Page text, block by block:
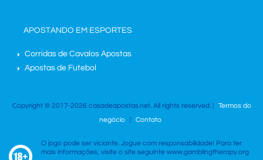
APOSTANDO EM ESPORTES
Corridas de Cavalos Apostas
Apostas de Futebol
Copyright © 2017-2026 casadeapostas.net. All rights reserved. |
Termos do
negócio
Contato
O jogo pode ser viciante. Jogue com responsabilidade! Para ter
mais informações, visite o site seguinte www.gamblingtherapy.org